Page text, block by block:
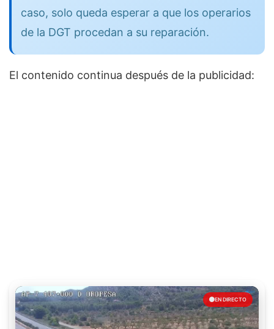
caso, solo queda esperar a que los operarios
de la DGT procedan a su reparación.
El contenido continua después de la publicidad:
EN DIRECTO